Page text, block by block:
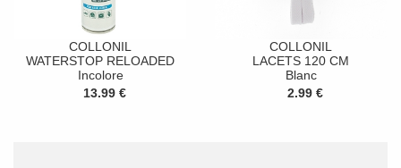
COLLONIL
WATERSTOP RELOADED
Incolore
13.99 €
COLLONIL
LACETS 120 CM
Blanc
2.99 €